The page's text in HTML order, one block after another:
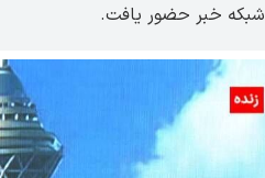
شبکه خبر حضور یافت.